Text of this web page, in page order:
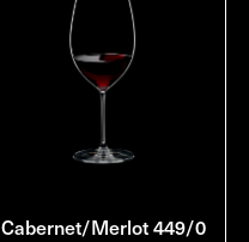
Cabernet/Merlot 449/0